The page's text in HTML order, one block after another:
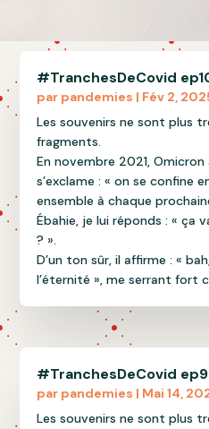
#TranchesDeCovid
par pandemies | Fév 2,
Les souvenirs ne sont plus
fragments.
En novembre 2021,
s’exclame : « on se confine
ensemble à chaque
Ébahie, je lui réponds : « ça
? ».
D’un ton sûr, il affirme : «
l’éternité », me serrant fort
#TranchesDeCovid ep9
par pandemies | Mai 14,
Les souvenirs ne sont plus